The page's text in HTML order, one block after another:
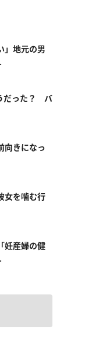
」地元の男
だった？ バ
向きになっ
女を噛む行
妊産婦の健